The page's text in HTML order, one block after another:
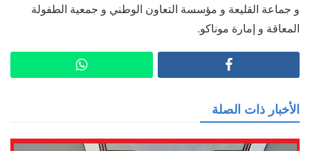
و جماعة القليعة و مؤسسة التعاون الوطني و جمعية الطفولة
المعاقة و إمارة موناكو.
الأخبار ذات الصلة